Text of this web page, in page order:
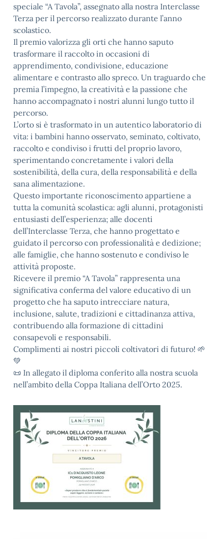
speciale “A Tavola”, assegnato alla nostra Interclasse
Terza per il percorso realizzato durante l’anno
scolastico.
Il premio valorizza gli orti che hanno saputo
trasformare il raccolto in occasioni di
apprendimento, condivisione, educazione
alimentare e contrasto allo spreco. Un traguardo che
premia l’impegno, la creatività e la passione che
hanno accompagnato i nostri alunni lungo tutto il
percorso.
L’orto si è trasformato in un autentico laboratorio di
vita: i bambini hanno osservato, seminato, coltivato,
raccolto e condiviso i frutti del proprio lavoro,
sperimentando concretamente i valori della
sostenibilità, della cura, della responsabilità e della
sana alimentazione.
Questo importante riconoscimento appartiene a
tutta la comunità scolastica: agli alunni, protagonisti
entusiasti dell’esperienza; alle docenti
dell’Interclasse Terza, che hanno progettato e
guidato il percorso con professionalità e dedizione;
alle famiglie, che hanno sostenuto e condiviso le
attività proposte.
Ricevere il premio “A Tavola” rappresenta una
significativa conferma del valore educativo di un
progetto che ha saputo intrecciare natura,
inclusione, salute, tradizioni e cittadinanza attiva,
contribuendo alla formazione di cittadini
consapevoli e responsabili.
Complimenti ai nostri piccoli coltivatori di futuro! 🌱
💚
📜 In allegato il diploma conferito alla nostra scuola
nell’ambito della Coppa Italiana dell’Orto 2025.